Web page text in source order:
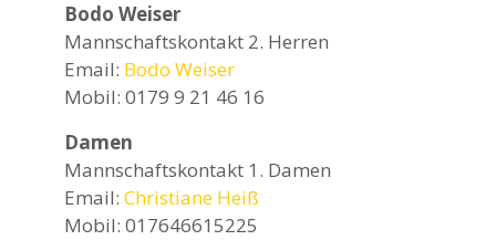
Bodo Weiser
Mannschaftskontakt 2. Herren
Email: Bodo Weiser
Mobil: 0179 9 21 46 16
Damen
Mannschaftskontakt 1. Damen
Email: Christiane Heiß
Mobil: 017646615225